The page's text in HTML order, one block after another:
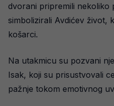
dvorani pripremili nekoliko
simbolizirali Avdićev život,
košarci.
Na utakmicu su pozvani
Isak, koji su prisustvovali
pažnje tokom emotivnog